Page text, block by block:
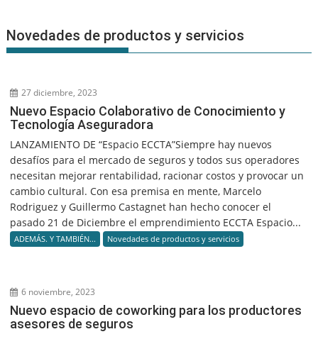
Novedades de productos y servicios
27 diciembre, 2023
Nuevo Espacio Colaborativo de Conocimiento y
Tecnología Aseguradora
LANZAMIENTO DE “Espacio ECCTA”Siempre hay nuevos
desafíos para el mercado de seguros y todos sus operadores
necesitan mejorar rentabilidad, racionar costos y provocar un
cambio cultural. Con esa premisa en mente, Marcelo
Rodriguez y Guillermo Castagnet han hecho conocer el
pasado 21 de Diciembre el emprendimiento ECCTA Espacio...
ADEMÁS. Y TAMBIÉN... Novedades de productos y servicios
6 noviembre, 2023
Nuevo espacio de coworking para los productores
asesores de seguros